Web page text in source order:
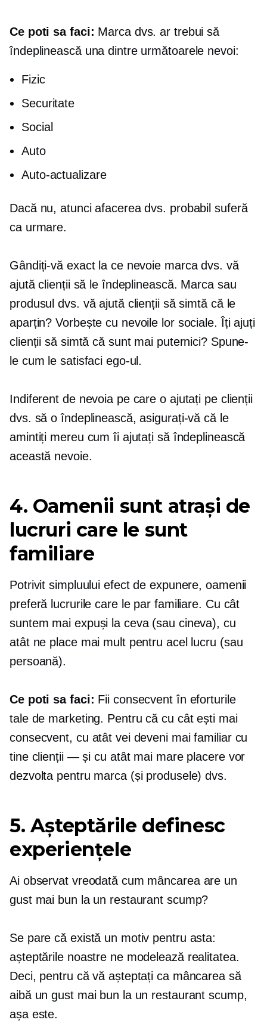
Ce poti sa faci: Marca dvs. ar trebui să
îndeplinească una dintre următoarele nevoi:
Fizic
Securitate
Social
Auto
Auto-actualizare
Dacă nu, atunci afacerea dvs. probabil suferă
ca urmare.
Gândiți-vă exact la ce nevoie marca dvs. vă
ajută clienții să le îndeplinească. Marca sau
produsul dvs. vă ajută clienții să simtă că le
aparțin? Vorbește cu nevoile lor sociale. Îți ajuți
clienții să simtă că sunt mai puternici? Spune-
le cum le satisfaci ego-ul.
Indiferent de nevoia pe care o ajutați pe clienții
dvs. să o îndeplinească, asigurați-vă că le
amintiți mereu cum îi ajutați să îndeplinească
această nevoie.
4. Oamenii sunt atrași de
lucruri care le sunt
familiare
Potrivit simpluului efect de expunere, oamenii
preferă lucrurile care le par familiare. Cu cât
suntem mai expuși la ceva (sau cineva), cu
atât ne place mai mult pentru acel lucru (sau
persoană).
Ce poti sa faci: Fii consecvent în eforturile
tale de marketing. Pentru că cu cât ești mai
consecvent, cu atât vei deveni mai familiar cu
tine clienții — și cu atât mai mare placere vor
dezvolta pentru marca (și produsele) dvs.
5. Așteptările definesc
experiențele
Ai observat vreodată cum mâncarea are un
gust mai bun la un restaurant scump?
Se pare că există un motiv pentru asta:
așteptările noastre ne modelează realitatea.
Deci, pentru că vă așteptați ca mâncarea să
aibă un gust mai bun la un restaurant scump,
așa este.